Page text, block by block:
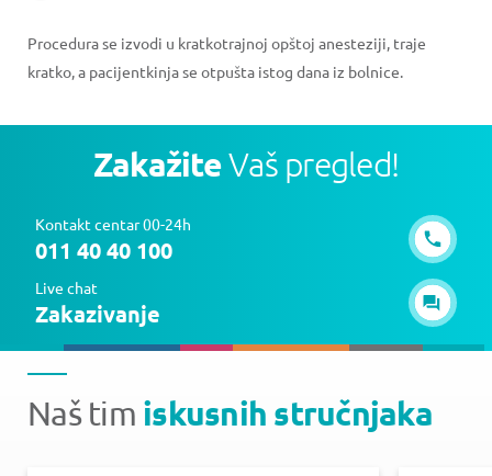
Procedura se izvodi u kratkotrajnoj opštoj anesteziji, traje
kratko, a pacijentkinja se otpušta istog dana iz bolnice.
ZakažiteVaš pregled!
Kontakt centar 00-24h
011 40 40 100
Live chat
Zakazivanje
Naš tim iskusnih stručnjaka